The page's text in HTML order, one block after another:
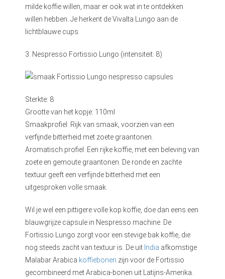
milde koffie willen, maar er ook wat in te ontdekken
willen hebben. Je herkent de Vivalta Lungo aan de
lichtblauwe cups.
3. Nespresso Fortissio Lungo (intensiteit: 8)
Sterkte: 8
Grootte van het kopje: 110ml
Smaakprofiel: Rijk van smaak, voorzien van een
verfijnde bitterheid met zoete graantonen.
Aromatisch profiel: Een rijke koffie, met een beleving van
zoete en gemoute graantonen. De ronde en zachte
textuur geeft een verfijnde bitterheid met een
uitgesproken volle smaak.
Wil je wel een pittigere volle kop koffie, doe dan eens een
blauwgrijze capsule in Nespresso machine. De
Fortissio Lungo zorgt voor een stevige bak koffie, die
nog steeds zacht van textuur is. De uit India afkomstige
Malabar Arabica koffiebonen zijn voor de Fortissio
gecombineerd met Arabica-bonen uit Latijns-Amerika.